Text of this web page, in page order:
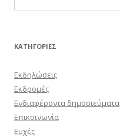
για:
KΑΤΗΓΟΡΊΕΣ
Εκδηλώσεις
Εκδρομές
Ενδιαφέροντα δημοσιεύματα
Επικοινωνία
Ευχές